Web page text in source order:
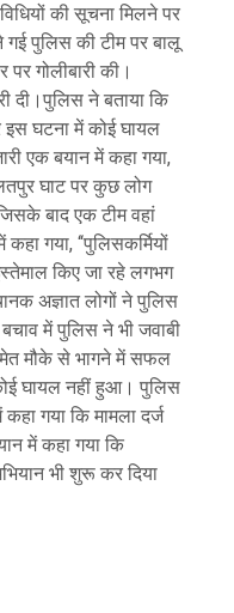
की सूचना मिलने पर
गई पुलिस की टीम पर बालू
गोलीबारी की।
दी।पुलिस ने बताया कि
इस घटना में कोई घायल
एक बयान में कहा गया,
घाट पर कुछ लोग
बाद एक टीम वहां
गया, ‘‘पुलिसकर्मियों
किए जा रहे लगभग
अज्ञात लोगों ने पुलिस
में पुलिस ने भी जवाबी
मौके से भागने में सफल
घायल नहीं हुआ। पुलिस
गया कि मामला दर्ज
में कहा गया कि
भी शुरू कर दिया